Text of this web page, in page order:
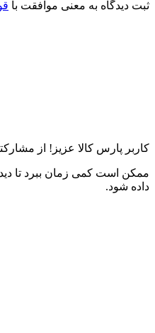
ثبت دیدگاه به معنی موافقت با
کاربر پارس کالا عزیز! از
ممکن است کمی زمان ببرد تا
داده شود.